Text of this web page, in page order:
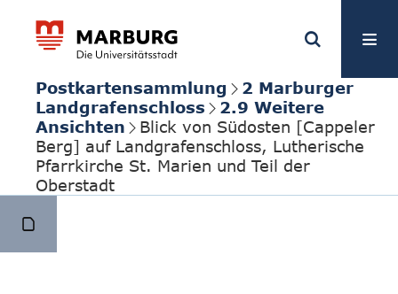
Postkartensammlung
2 Marburger
Landgrafenschloss
2.9 Weitere
Ansichten
Blick von Südosten [Cappeler
Berg] auf Landgrafenschloss, Lutherische
Pfarrkirche St. Marien und Teil der
Oberstadt